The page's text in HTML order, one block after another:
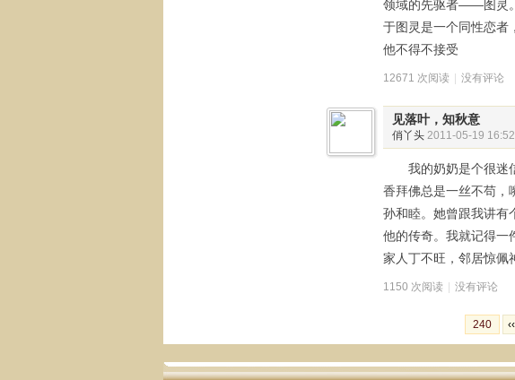
领域的先驱者——图灵
于图灵是一个同性恋者
他不得不接受
12671 次阅读 没有评论
见落叶，知秋意
俏丫头 2011-05-19 16:52
我的奶奶是个很迷信
香拜佛总是一丝不苟，
孙和睦。她曾跟我讲有
他的传奇。我就记得一
家人丁不旺，邻居惊佩
1150 次阅读 没有评论
240 ‹‹